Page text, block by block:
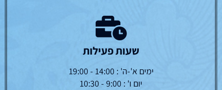
שעות פעילות
ימים א'-ה' : 14:00 - 19:00
יום ו' : 9:00 - 10:30